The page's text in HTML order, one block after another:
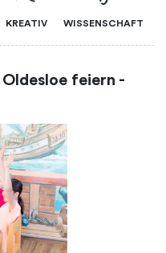
KREATIV WISSENSCHAFT
feiern -